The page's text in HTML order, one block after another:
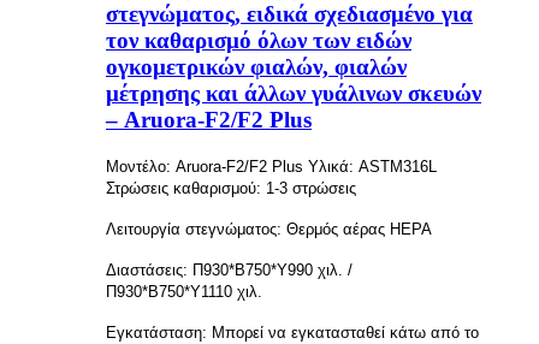
στεγνώματος, ειδικά σχεδιασμένο για
τον καθαρισμό όλων των ειδών
ογκομετρικών φιαλών, φιαλών
μέτρησης και άλλων γυάλινων σκευών
– Aruora-F2/F2 Plus
Μοντέλο: Aruora-F2/F2 Plus Υλικά: ASTM316L
Στρώσεις καθαρισμού: 1-3 στρώσεις
Λειτουργία στεγνώματος: Θερμός αέρας HEPA
Διαστάσεις: Π930*Β750*Υ990 χιλ. /
Π930*Β750*Υ1110 χιλ.
Εγκατάσταση: Μπορεί να εγκατασταθεί κάτω από το